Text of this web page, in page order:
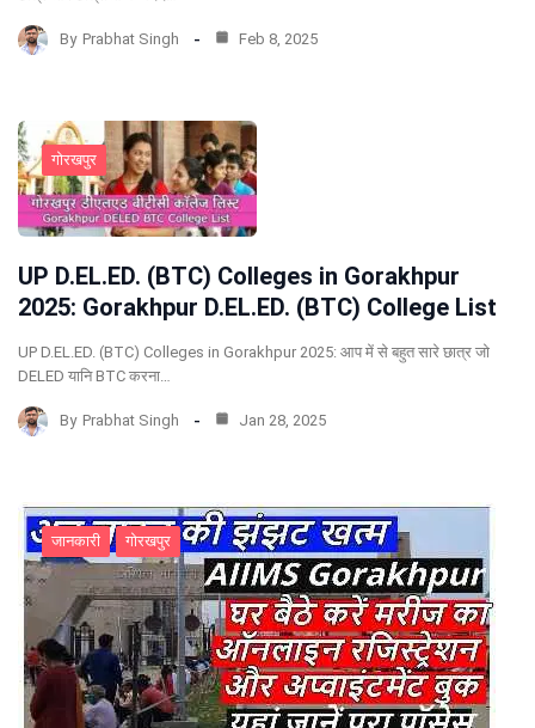
By Prabhat Singh Feb 8, 2025
गोरखपुर
UP D.EL.ED. (BTC) Colleges in Gorakhpur
2025: Gorakhpur D.EL.ED. (BTC) College List
UP D.EL.ED. (BTC) Colleges in Gorakhpur 2025: आप में से बहुत सारे छात्र जो
DELED यानि BTC करना…
By Prabhat Singh Jan 28, 2025
जानकारी गोरखपुर